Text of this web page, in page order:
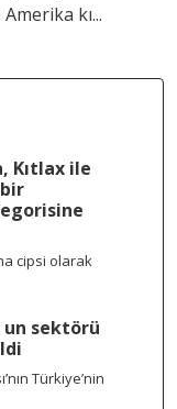
kı...
Kıtlax ile
cipsi olarak
un sektörü
Türkiye’nin